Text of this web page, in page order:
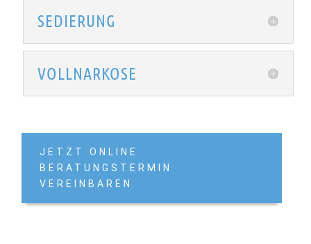
SEDIERUNG
VOLLNARKOSE
JETZT ONLINE
BERATUNGSTERMIN
VEREINBAREN